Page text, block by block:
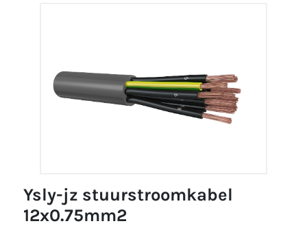
ysly-jz stuurstroomkabel
12x0.75mm2